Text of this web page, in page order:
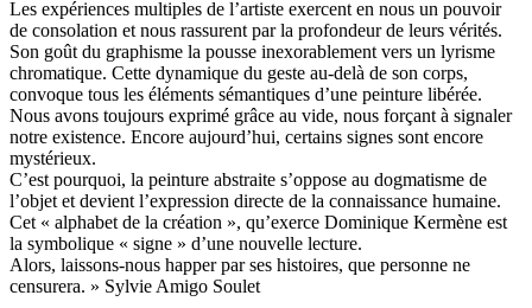
Les expériences multiples de l’artiste exercent en nous un pouvoir
de consolation et nous rassurent par la profondeur de leurs vérités.
Son goût du graphisme la pousse inexorablement vers un lyrisme
chromatique. Cette dynamique du geste au-delà de son corps,
convoque tous les éléments sémantiques d’une peinture libérée.
Nous avons toujours exprimé grâce au vide, nous forçant à signaler
notre existence. Encore aujourd’hui, certains signes sont encore
mystérieux.
C’est pourquoi, la peinture abstraite s’oppose au dogmatisme de
l’objet et devient l’expression directe de la connaissance humaine.
Cet « alphabet de la création », qu’exerce Dominique Kermène est
la symbolique « signe » d’une nouvelle lecture.
Alors, laissons-nous happer par ses histoires, que personne ne
censurera. » Sylvie Amigo Soulet